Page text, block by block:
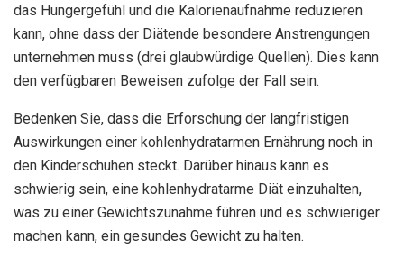
das Hungergefühl und die Kalorienaufnahme reduzieren
kann, ohne dass der Diätende besondere Anstrengungen
unternehmen muss (drei glaubwürdige Quellen). Dies kann
den verfügbaren Beweisen zufolge der Fall sein.
Bedenken Sie, dass die Erforschung der langfristigen
Auswirkungen einer kohlenhydratarmen Ernährung noch in
den Kinderschuhen steckt. Darüber hinaus kann es
schwierig sein, eine kohlenhydratarme Diät einzuhalten,
was zu einer Gewichtszunahme führen und es schwieriger
machen kann, ein gesundes Gewicht zu halten.